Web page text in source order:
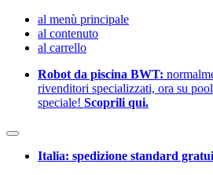
al menù principale
al contenuto
al carrello
Robot da piscina BWT:
rivenditori specializzati, ora su
speciale! Scoprili qui.
Italia: spedizione standard